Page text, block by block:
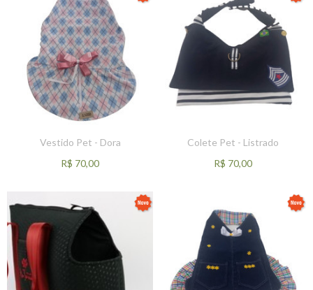
Vestido Pet - Dora
R$ 70,00
Colete Pet - Listrado
R$ 70,00